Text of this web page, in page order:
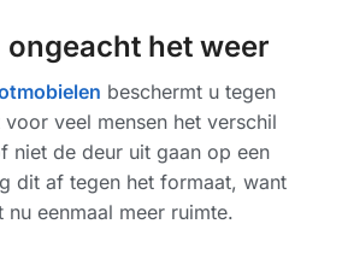
het weer
beschermt u tegen
veel mensen het verschil
niet de deur uit gaan op een
dit af tegen het formaat, want
eenmaal meer ruimte.